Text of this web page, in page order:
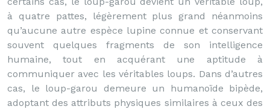
à quatre pattes, légèrement plus grand néanmoins
qu’aucune autre espèce lupine connue et conservant
souvent quelques fragments de son intelligence
humaine, tout en acquérant une aptitude à
communiquer avec les véritables loups. Dans d’autres
cas, le loup-garou demeure un humanoïde bipède,
adoptant des attributs physiques similaires à ceux des